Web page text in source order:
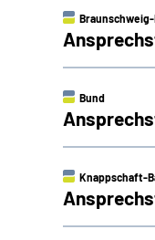
Bund
Knappschaft-